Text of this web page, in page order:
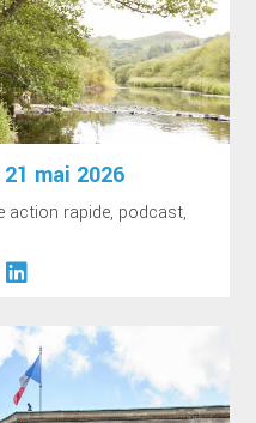
mai 2026
action rapide, podcast,